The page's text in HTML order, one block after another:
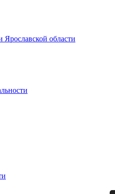
Ярославской области